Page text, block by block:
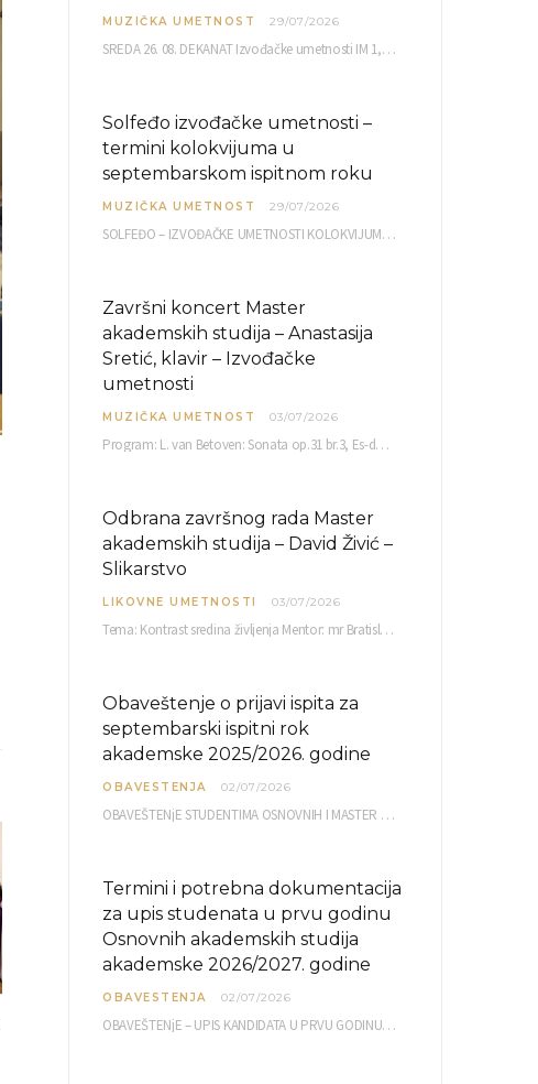
MUZIČKA UMETNOST 29/07/2026
SREDA 26. 08. DEKANAT Izvođačke umetnosti IM 1, 2 10,00 IM 3, 4 10,30 IM…
Solfeđo izvođačke umetnosti –
termini kolokvijuma u
septembarskom ispitnom roku
MUZIČKA UMETNOST 29/07/2026
SOLFEĐO – IZVOĐAČKE UMETNOSTI KOLOKVIJUM septembarski ispitni rok četvrtak, 03.09.2026. uč. br. 12 PISMENI…
Završni koncert Master
akademskih studija – Anastasija
Sretić, klavir – Izvođačke
umetnosti
MUZIČKA UMETNOST 03/07/2026
Program: L. van Betoven: Sonata op.31 br.3, Es-dur R. Šuman: Bečki karneval op.26 K. Debisi:…
Odbrana završnog rada Master
akademskih studija – David Živić –
Slikarstvo
LIKOVNE UMETNOSTI 03/07/2026
Tema: Kontrast sredina življenja Mentor: mr Bratislav Bašić, redovni profesor Sreda, 08.07.2026. u…
Obaveštenje o prijavi ispita za
septembarski ispitni rok
akademske 2025/2026. godine
OBAVESTENJA 02/07/2026
OBAVEŠTENjE STUDENTIMA OSNOVNIH I MASTER AKADEMSKIH STUDIJA ELEKTRONSKA PRIJAVA ISPITA za septembarski ispitni rok za…
Termini i potrebna dokumentacija
za upis studenata u prvu godinu
Osnovnih akademskih studija
akademske 2026/2027. godine
OBAVESTENJA 02/07/2026
OBAVEŠTENjE – UPIS KANDIDATA U PRVU GODINU OAS 10, 13, 14, 15. i…